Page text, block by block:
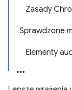
Zasady
Sprawdzone
Elementy